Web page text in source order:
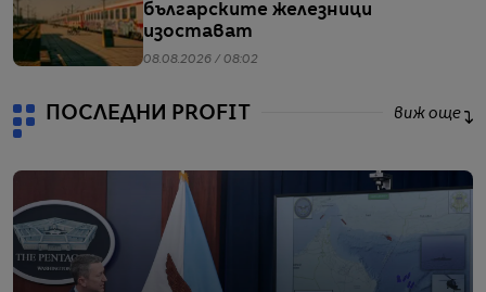
българските железници
изостават
08.08.2026 / 08:02
ПОСЛЕДНИ PROFIT виж още